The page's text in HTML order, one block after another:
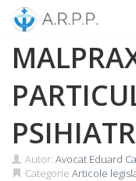
Skip
Autor: Avocat Eduard
Categorie Articole